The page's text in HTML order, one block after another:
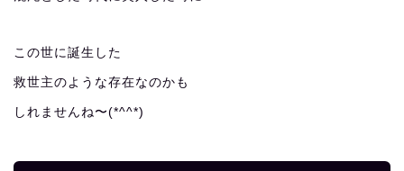
この世に誕生した
救世主のような存在なのかも
しれませんね〜(*^^*)